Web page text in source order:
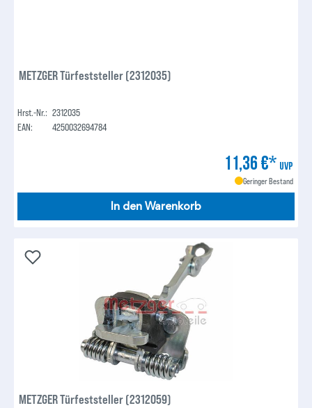
METZGER Türfeststeller (2312035)
Hrst.-Nr.: 2312035
EAN:
4250032694784
11,36 €* UVP
Geringer Bestand
In den Warenkorb
METZGER Türfeststeller (2312059)